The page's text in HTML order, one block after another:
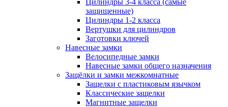
Цилиндры 3-4 класса (самые
защищенные)
Цилиндры 1-2 класса
Вертушки для цилиндров
Заготовки ключей
Навесные замки
Велосипедные замки
Навесные замки общего назначения
Защёлки и замки межкомнатные
Защелки с пластиковым язычком
Классические защелки
Магнитные защелки